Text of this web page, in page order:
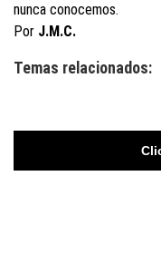
nunca conocemos.
Por J.M.C.
Temas relacionados: